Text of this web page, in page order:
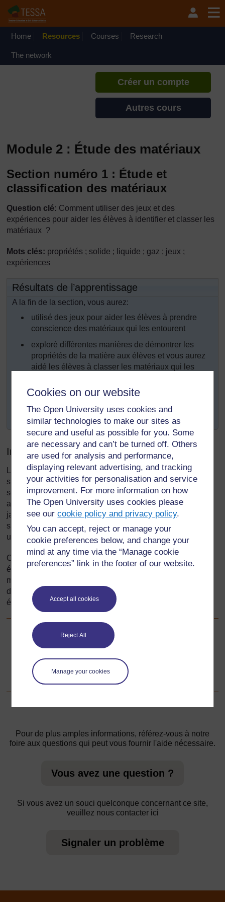
Cookies on our website
The Open University uses cookies and
similar technologies to make our sites as
secure and useful as possible for you. Some
are necessary and can’t be turned off. Others
are used for analysis and performance,
displaying relevant advertising, and tracking
your activities for personalisation and service
improvement. For more information on how
The Open University uses cookies please
see ourcookie policy and privacy policy.
You can accept, reject or manage your
cookie preferences below, and change your
mind at any time via the “Manage cookie
preferences” link in the footer of our website.
Accept all cookies
Reject All
Manage your cookies
Home Resources Courses Research
The network
Si vous créez un compte, vous
pouvez établir un profil
Créer un compte
Autres cours
Module 2 : Étude des matériaux
Section numéro 1 : Étude et
classification des matériaux
Question clé: Comment utiliser des jeux et des
expériences pour aider les élèves à identifier et classer les
matériaux ?
Mots clés: propriétés ; solide ; liquide ; gaz ; jeux ;
expériences
Résultats de l’apprentissage
A la fin de la section, vous aurez:
utilisé des jeux pour aider les élèves à prendre
conscience des matériaux qui les entourent
exploré différentes manières de démontrer les
propriétés de la matière aux élèves et vous aurez
aidé les élèves à classer les matériaux qui les
incité les élèves à une démarche plus
indépendante, en mettant en place leurs propres
recherches et expériences.
Introduction
La plupart d’entre nous ne nous posons pas de question
sur le monde matériel. Si l’on se met à réfléchir de façon
scientifique, on a immédiatement tendance à faire plus
attention à la matière qui nous entoure. Vous êtes-vous
jamais posé la question de savoir avec combien de
substances nous entrons en contact ou combien nous en
utilisons ?
Cette section explique comment vous pouvez aider les
élèves à identifier, trier et classer scientifiquement la
matière autour d’eux. À l’aide de jeux, d’étiquetage et
d’expériences simples, vous allez aider les élèves à
élaborer une carte mentale des matériaux.
Suivant
Suivant
1. Utilisation des jeux pour explorer les matériaux – en
groupes
Pour de plus amples informations, référez-vous à notre
foire aux questions qui peut vous fournir l'aide nécessaire.
Vous avez une question ?
Si vous avez un souci quelconque concernant ce site,
veuillez nous contacter ici
Signaler un problème